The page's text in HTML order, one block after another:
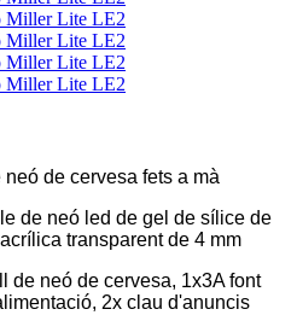
de cervesa fets a mà
de neó led de gel de sílice de
transparent de 4 mm
de neó de cervesa, 1x3A font
2x clau d'anuncis